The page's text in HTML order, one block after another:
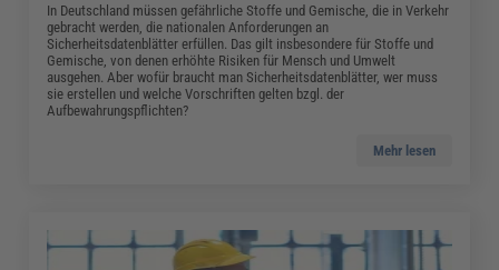
In Deutschland müssen gefährliche Stoffe und Gemische, die in Verkehr
gebracht werden, die nationalen Anforderungen an
Sicherheitsdatenblätter erfüllen. Das gilt insbesondere für Stoffe und
Gemische, von denen erhöhte Risiken für Mensch und Umwelt
ausgehen. Aber wofür braucht man Sicherheitsdatenblätter, wer muss
sie erstellen und welche Vorschriften gelten bzgl. der
Aufbewahrungspflichten?
Mehr lesen